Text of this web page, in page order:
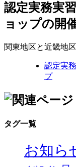
認定実務実
ョップの開
関東地区と近畿地
認定実
プ
タグ一覧
お知ら